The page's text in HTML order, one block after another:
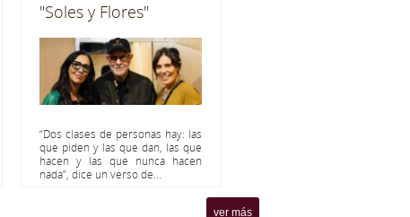
"Soles y Flores"
“Dos clases de personas hay: las
que piden y las que dan, las que
hacen y las que nunca hacen
nada”, dice un verso de...
ver más